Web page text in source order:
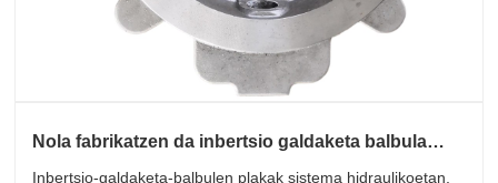
Nola fabrikatzen da inbertsio galdaketa balbula
Inbertsio-galdaketa-balbulen plakak sistema hidraulikoetan,